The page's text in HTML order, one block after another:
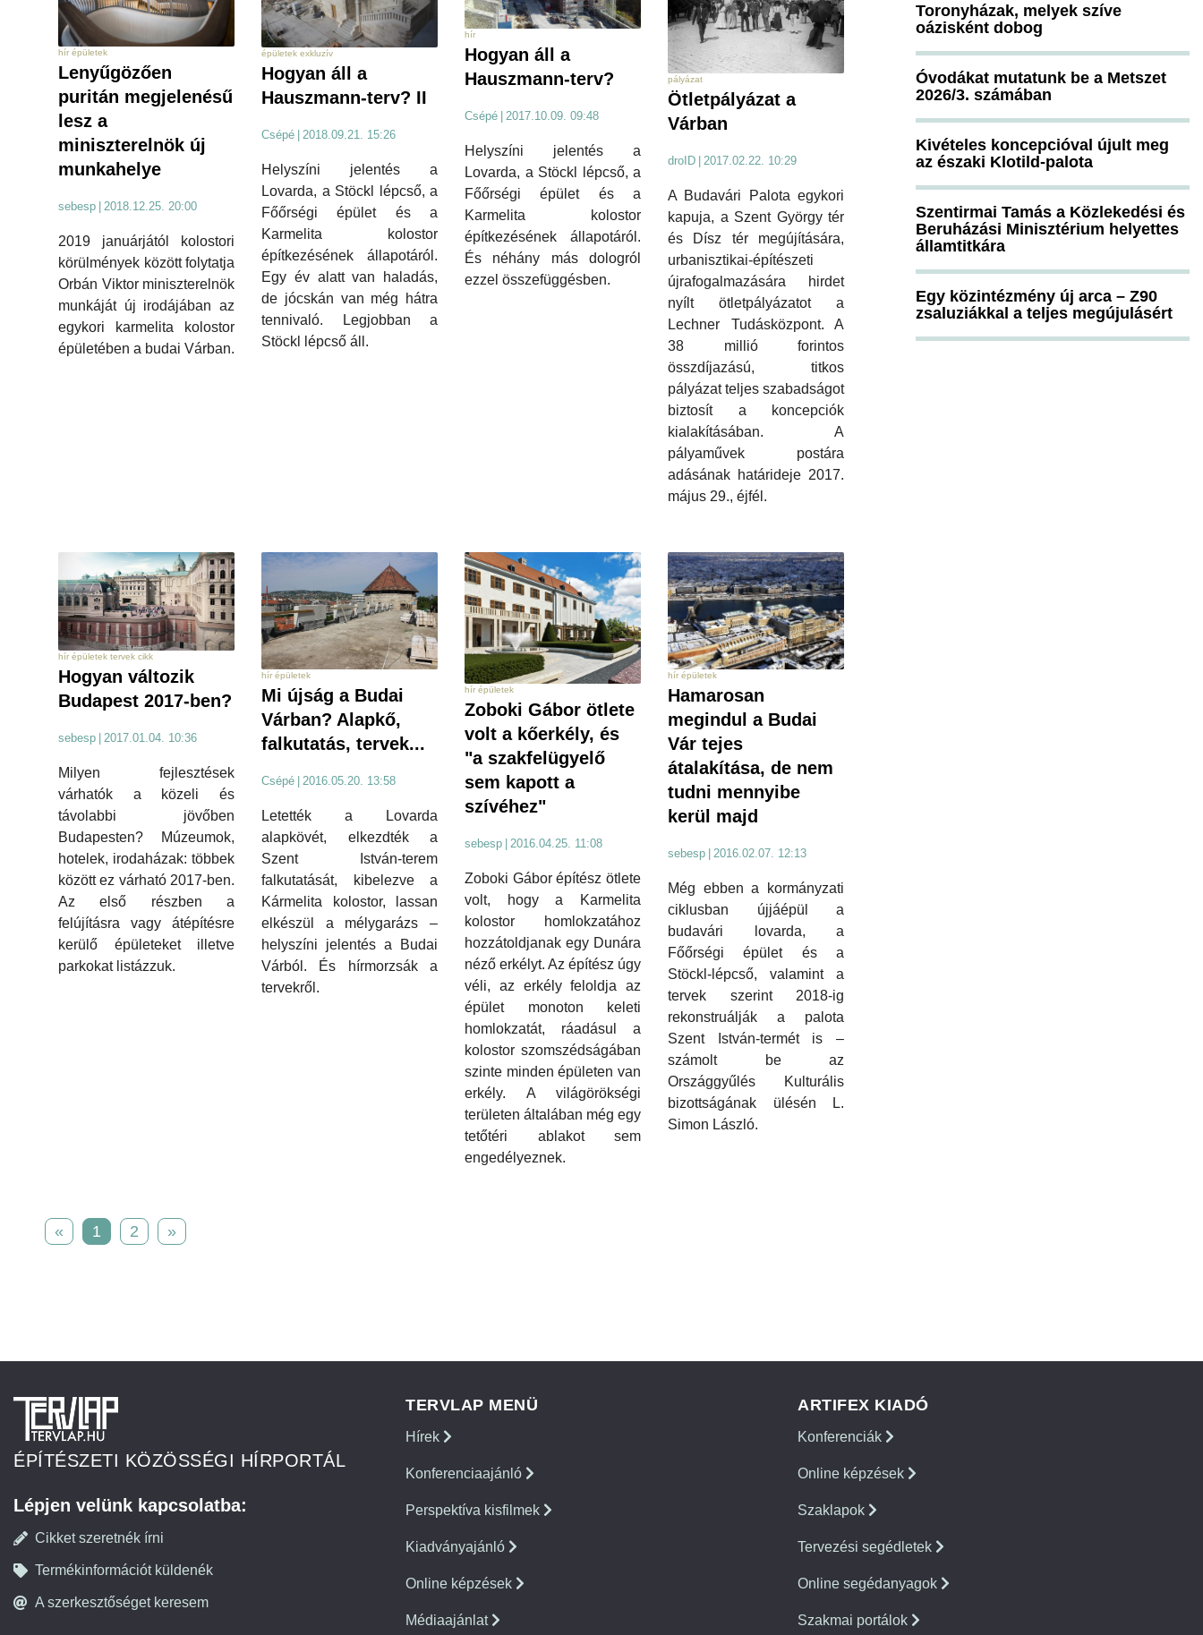
hír épületek
Lenyűgözően
puritán megjelenésű
lesz a
miniszterelnök új
munkahelye
sebesp 2018.12.25. 20:00
2019 januárjától kolostori
körülmények között folytatja
Orbán Viktor miniszterelnök
munkáját új irodájában az
egykori karmelita kolostor
épületében a budai Várban.
épületek exkluzív
Hogyan áll a
Hauszmann-terv? II
Csépé | 2018.09.21. 15:26
Helyszíni jelentés a
Lovarda, a Stöckl lépcső, a
Főőrségi épület és a
Karmelita kolostor
építkezésének állapotáról.
Egy év alatt van haladás,
de jócskán van még hátra
tennivaló. Legjobban a
Stöckl lépcső áll.
hír
Hogyan áll a
Hauszmann-terv?
Csépé 2017.10.09. 09:48
Helyszíni jelentés a
Lovarda, a Stöckl lépcső, a
Főőrségi épület és a
Karmelita kolostor
építkezésének állapotáról.
És néhány más dologról
ezzel összefüggésben.
pályázat
Ötletpályázat a
Várban
droID | 2017.02.22. 10:29
A Budavári Palota egykori
kapuja, a Szent György tér
és Dísz tér megújítására,
urbanisztikai-építészeti
újrafogalmazására hirdet
nyílt ötletpályázatot a
Lechner Tudásközpont. A
38 millió forintos
összdíjazású, titkos
pályázat teljes szabadságot
biztosít a koncepciók
kialakításában. A
pályaművek postára
adásának határideje 2017.
május 29., éjfél.
hír épületek tervek cikk
Hogyan változik
Budapest 2017-ben?
sebesp 2017.01.04. 10:36
Milyen fejlesztések
várhatók a közeli és
távolabbi jövőben
Budapesten? Múzeumok,
hotelek, irodaházak: többek
között ez várható 2017-ben.
Az első részben a
felújításra vagy átépítésre
kerülő épületeket illetve
parkokat listázzuk.
hír épületek
Mi újság a Budai
Várban? Alapkő,
falkutatás, tervek...
Csépé 2016.05.20. 13:58
Letették a Lovarda
alapkövét, elkezdték a
Szent István-terem
falkutatását, kibelezve a
Kármelita kolostor, lassan
elkészül a mélygarázs –
helyszíni jelentés a Budai
Várból. És hírmorzsák a
tervekről.
hír épületek
Zoboki Gábor ötlete
volt a kőerkély, és
"a szakfelügyelő
sem kapott a
szívéhez"
sebesp 2016.04.25. 11:08
Zoboki Gábor építész ötlete
volt, hogy a Karmelita
kolostor homlokzatához
hozzátoldjanak egy Dunára
néző erkélyt. Az építész úgy
véli, az erkély feloldja az
épület monoton keleti
homlokzatát, ráadásul a
kolostor szomszédságában
szinte minden épületen van
erkély. A világörökségi
területen általában még egy
tetőtéri ablakot sem
engedélyeznek.
hír épületek
Hamarosan
megindul a Budai
Vár tejes
átalakítása, de nem
tudni mennyibe
kerül majd
sebesp 2016.02.07. 12:13
Még ebben a kormányzati
ciklusban újjáépül a
budavári lovarda, a
Főőrségi épület és a
Stöckl-lépcső, valamint a
tervek szerint 2018-ig
rekonstruálják a palota
Szent István-termét is –
számolt be az
Országgyűlés Kulturális
bizottságának ülésén L.
Simon László.
« 1 2 »
Toronyházak, melyek szíve
oázisként dobog
Óvodákat mutatunk be a Metszet
2026/3. számában
Kivételes koncepcióval újult meg
az északi Klotild-palota
Szentirmai Tamás a Közlekedési és
Beruházási Minisztérium helyettes
államtitkára
Egy közintézmény új arca – Z90
zsaluziákkal a teljes megújulásért
ÉPÍTÉSZETI KÖZÖSSÉGI HÍRPORTÁL
Lépjen velünk kapcsolatba:
Cikket szeretnék írni
Termékinformációt küldenék
A szerkesztőséget keresem
TERVLAP MENÜ
Hírek
Konferenciaajánló
Perspektíva kisfilmek
Kiadványajánló
Online képzések
Médiaajánlat
ARTIFEX KIADÓ
Konferenciák
Online képzések
Szaklapok
Tervezési segédletek
Online segédanyagok
Szakmai portálok